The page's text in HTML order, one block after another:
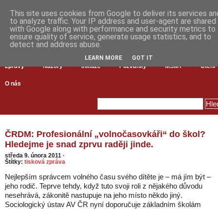
Zprávy Názory Inkluze Pozvánky MŠMT Čtení
O nás
ČRDM: Profesionální „volnočasovkáři“ do škol?
Hledejme je snad zprvu raději jinde.
středa 9. února 2011 ·
Štítky: tisková zpráva
Nejlepším správcem volného času svého dítěte je – má jím být –
jeho rodič. Teprve tehdy, když tuto svoji roli z nějakého důvodu
nesehrává, zákonitě nastupuje na jeho místo někdo jiný.
Sociologický ústav AV ČR nyní doporučuje základním školám
This site uses cookies from Google to deliver its services
to analyze traffic. Your IP address and user-agent are shared
with Google along with performance and security metrics to
ensure quality of service, generate usage statistics, and to
detect and address abuse.
LEARN MORE GOT IT